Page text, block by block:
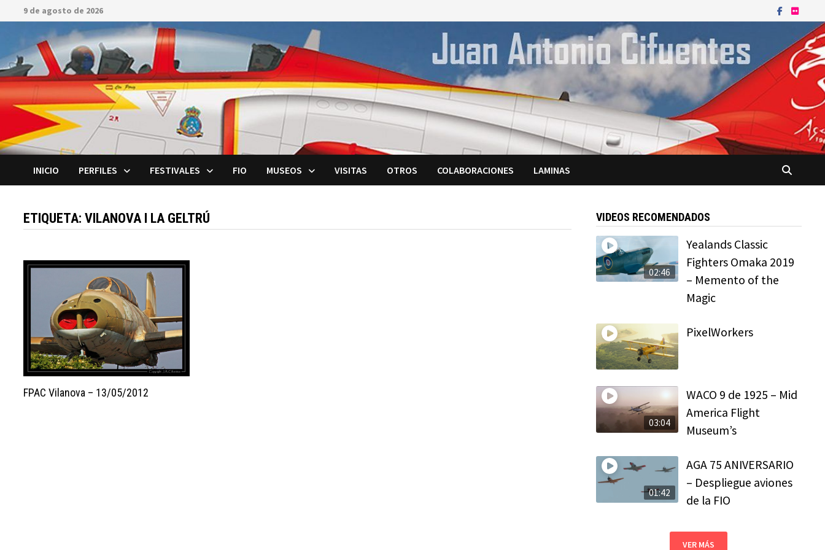
Saltar
al
contenido
9 de agosto de 2026
INICIO PERFILES FESTIVALES FIO MUSEOS VISITAS OTROS COLABORACIONES LAMINAS
ETIQUETA:VILANOVA I LA GELTRÚ
FPAC Vilanova – 13/05/2012
VIDEOS RECOMENDADOS
02:46
Yealands Classic
Fighters Omaka 2019
– Memento of the
Magic
PixelWorkers
03:04
WACO 9 de 1925 – Mid
America Flight
Museum’s
01:42
AGA 75 ANIVERSARIO
– Despliegue aviones
de la FIO
VER MÁS